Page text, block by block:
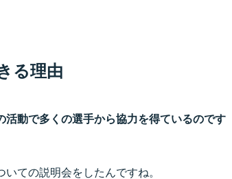
る理由
動で多くの選手から協力を得ているのです
ての説明会をしたんですね。